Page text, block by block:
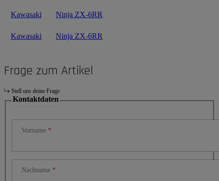
Kawasaki Ninja ZX-6RR
Kawasaki Ninja ZX-6RR
Frage zum Artikel
Stell uns deine Frage
Kontaktdaten
Vorname
Nachname